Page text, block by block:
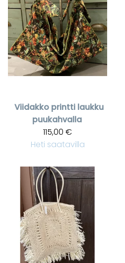
Viidakko printti laukku
puukahvalla
115,00 €
Heti saatavilla